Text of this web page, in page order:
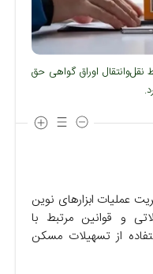
نقل‌وانتقال اوراق گواهی حق
عملیات ابزارهای نوین
و قوانین مرتبط با
از تسهیلات مسکن